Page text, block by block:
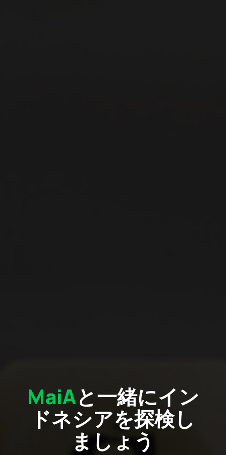
MaiAと一緒にイン
ドネシアを探検し
ましょう